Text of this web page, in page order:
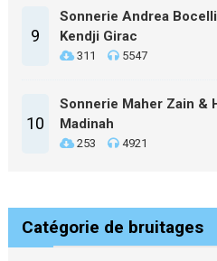
9
Sonnerie Andrea
Kendji Girac
311 5547
10
Sonnerie Maher Zain &
Madinah
253 4921
Catégorie de bruitages